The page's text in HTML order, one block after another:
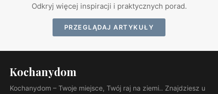
Odkryj więcej inspiracji i praktycznych porad.
PRZEGLĄDAJ ARTYKUŁY
Kochanydom
Kochanydom – Twoje miejsce, Twój raj na ziemi.. Znajdziesz u